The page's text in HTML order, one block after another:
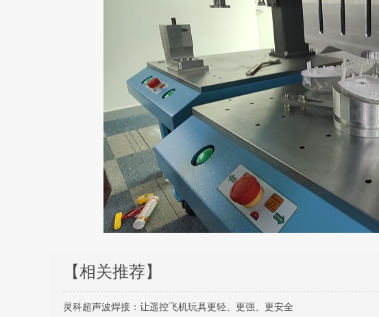
【相关推荐】
灵科超声波焊接：让遥控飞机玩具更轻、更强、更安全